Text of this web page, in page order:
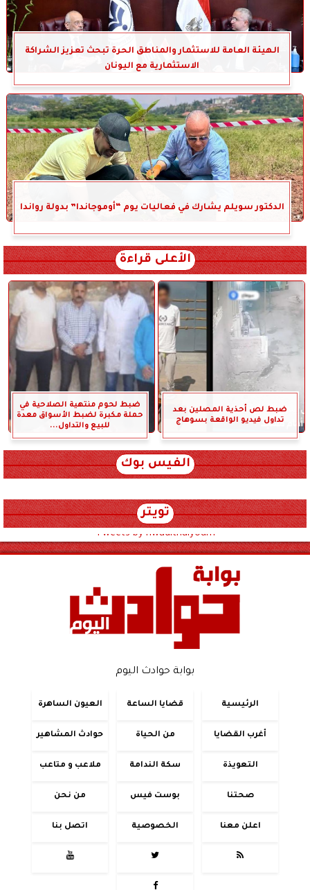
الهيئة العامة للاستثمار والمناطق الحرة تبحث تعزيز الشراكة
الاستثمارية مع اليونان
الدكتور سويلم يشارك في فعاليات يوم “أوموجاندا” بدولة رواندا
الأعلى قراءة
ضبط لص أحذية المصلين بعد
تداول فيديو الواقعة بسوهاج
ضبط لحوم منتهية الصلاحية في
حملة مكبرة لضبط الأسواق معدة
للبيع والتداول...
الفيس بوك
تويتر
Tweets by hwadithalyoum
بوابة حوادث اليوم
الرئيسية قضايا الساعة العيون الساهرة
أغرب القضايا من الحياة حوادث المشاهير
التعويذة سكة الندامة ملاعب و متاعب
صحتنا بوست فيس من نحن
اعلن معنا الخصوصية اتصل بنا



